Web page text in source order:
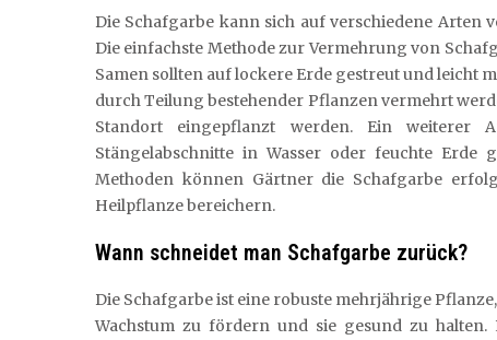
Die Schafgarbe kann sich auf verschiedene Arten
Die einfachste Methode zur Vermehrung von
Samen sollten auf lockere Erde gestreut und leicht
durch Teilung bestehender Pflanzen vermehrt
Standort eingepflanzt werden. Ein weiterer
Stängelabschnitte in Wasser oder feuchte
Methoden können Gärtner die Schafgarbe
Heilpflanze bereichern.
Wann schneidet man Schafgarbe zurück?
Die Schafgarbe ist eine robuste mehrjährige
Wachstum zu fördern und sie gesund zu